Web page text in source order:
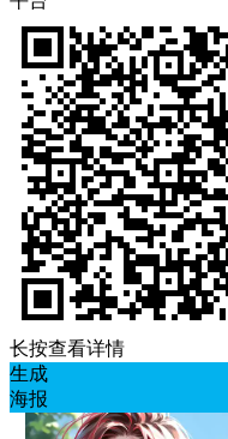
长按查看详情
生成
海报